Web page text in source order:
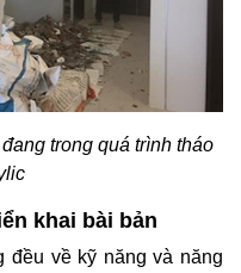
trong quá trình tháo
khai bài bản
đều về kỹ năng và năng